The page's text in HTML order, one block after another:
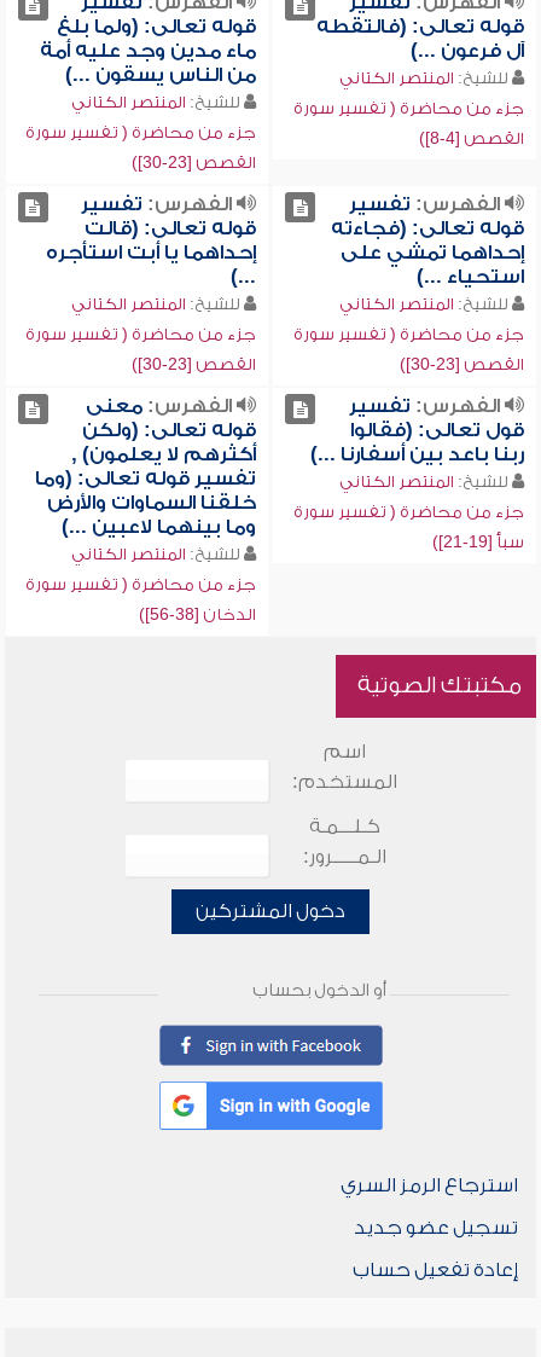
قوله تعالى: (فالتقطه
آل فرعون ...)
للشيخ: المنتصر الكتاني
جزء من محاضرة ( تفسير سورة
القصص [4-8])
قوله تعالى: (ولما بلغ
ماء مدين وجد عليه أمة
من الناس يسقون ...)
للشيخ: المنتصر الكتاني
جزء من محاضرة ( تفسير سورة
القصص [23-30])
الفهرس: تفسير
قوله تعالى: (فجاءته
إحداهما تمشي على
استحياء ...)
للشيخ: المنتصر الكتاني
جزء من محاضرة ( تفسير سورة
القصص [23-30])
الفهرس: تفسير
قوله تعالى: (قالت
إحداهما يا أبت استأجره
...)
للشيخ: المنتصر الكتاني
جزء من محاضرة ( تفسير سورة
القصص [23-30])
الفهرس: تفسير
قول تعالى: (فقالوا
ربنا باعد بين أسفارنا ...)
للشيخ: المنتصر الكتاني
جزء من محاضرة ( تفسير سورة
سبأ [19-21])
الفهرس:معنى
قوله تعالى: (ولكن
أكثرهم لا يعلمون) ,
تفسير قوله تعالى: (وما
خلقنا السماوات والأرض
وما بينهما لاعبين ...)
للشيخ: المنتصر الكتاني
جزء من محاضرة ( تفسير سورة
الدخان [38-56])
مكتبتك الصوتية
اسم
المستخدم:
كـلـــمـة
الـمـــــرور:
دخول المشتركين
أو الدخول بحساب
استرجاع الرمز السري
تسجيل عضو جديد
إعادة تفعيل حساب